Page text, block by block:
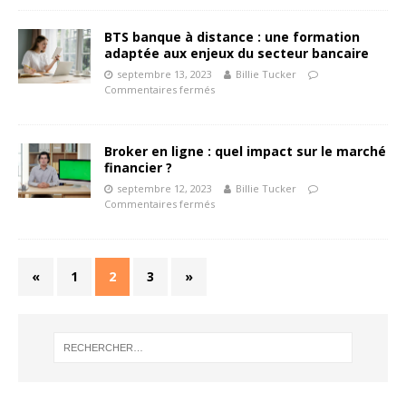
BTS banque à distance : une formation
adaptée aux enjeux du secteur bancaire
septembre 13, 2023
Billie Tucker
Commentaires fermés
Broker en ligne : quel impact sur le marché
financier ?
septembre 12, 2023
Billie Tucker
Commentaires fermés
« 1 2 3 »